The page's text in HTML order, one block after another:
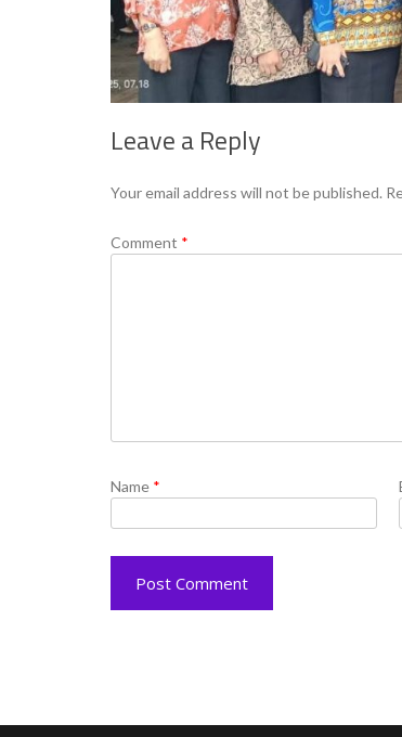
Leave a Reply
Your email address will not be published.
Comment *
Name *